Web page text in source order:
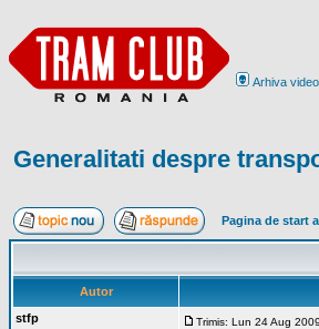
Arhiva video
Generalitati despre
Pagina de start
Autor
stfp
Trimis: Lun 24 Aug